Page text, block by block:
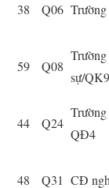
38 Q06
59 Q08
sự/QK9
44 Q24
QĐ4
48 Q31 CĐ